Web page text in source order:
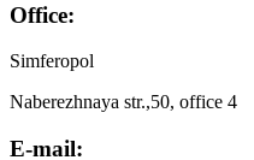
Office:
Simferopol
Naberezhnaya str.,50, office 4
E-mail: